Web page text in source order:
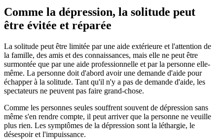
Comme la dépression, la solitude peut
être évitée et réparée
La solitude peut être limitée par une aide extérieure et l'attention de
la famille, des amis et des connaissances, mais elle ne peut être
surmontée que par une aide professionnelle et par la personne elle-
même. La personne doit d'abord avoir une demande d'aide pour
échapper à la solitude. Tant qu'il n'y a pas de demande d'aide, les
spectateurs ne peuvent pas faire grand-chose.
Comme les personnes seules souffrent souvent de dépression sans
même s'en rendre compte, il peut arriver que la personne ne veuille
plus rien. Les symptômes de la dépression sont la léthargie, le
désespoir et l'impuissance.